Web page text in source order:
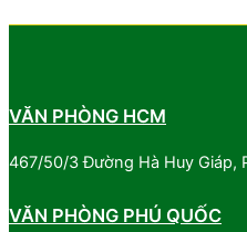
VĂN PHÒNG HCM
467/50/3 Đường Hà Huy Giáp,
VĂN PHÒNG PHÚ QUỐC